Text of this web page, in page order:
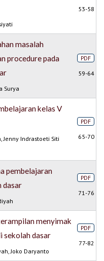
53-58
masalah
procedure pada
Surya
PDF
59-64
kelas V
Jenny Indrastoeti Siti
PDF
65-70
pembelajaran
dasar
PDF
71-76
menyimak
sekolah dasar
Joko Daryanto
PDF
77-82